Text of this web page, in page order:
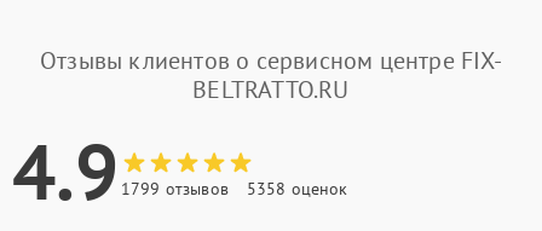
Отзывы клиентов о сервисном центре FIX-
BELTRATTO.RU
4.9 1799 отзывов 5358 оценок